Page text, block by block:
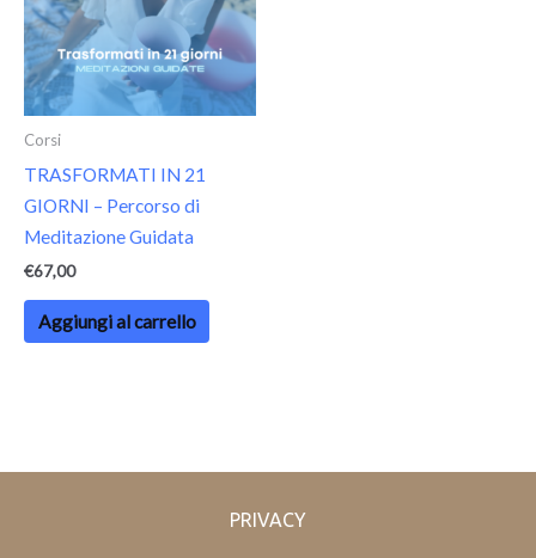
Corsi
TRASFORMATI IN 21
GIORNI – Percorso di
Meditazione Guidata
€67,00
Aggiungi al carrello
PRIVACY